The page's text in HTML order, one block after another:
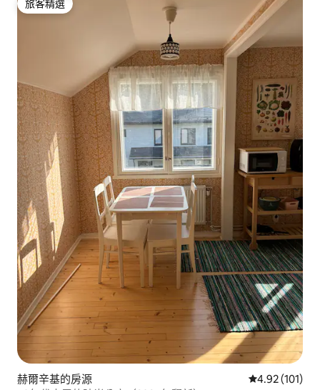
旅客精選
旅客精選
赫爾辛基的房源 從 101 則評價
4.92 (101)